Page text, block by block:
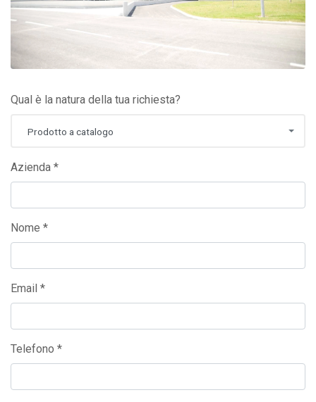
Qual è la natura della tua richiesta?
Prodotto a catalogo
Azienda *
Nome *
Email *
Telefono *